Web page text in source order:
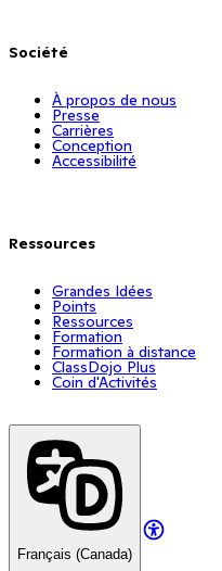
Société
À propos de nous
Presse
Carrières
Conception
Accessibilité
Ressources
Grandes Idées
Points
Ressources
Formation
Formation à distance
ClassDojo Plus
Coin d'Activités
Français (Canada)